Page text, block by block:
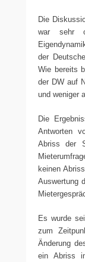
Die
war sehr
der
Wie bereits
der DW auf
und weniger
Die
Antworten
Abriss der
keinen
Auswertung
Es wurde
zum
Änderung
ein Abriss